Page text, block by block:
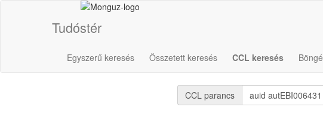
Tudóstér
Egyszerű keresés Összetett keresés CCL keresés
CCL parancs